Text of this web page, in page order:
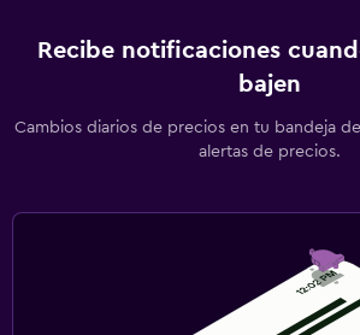
Recibe notificaciones
bajen
Cambios diarios de precios en tu bandeja
alertas de precios.